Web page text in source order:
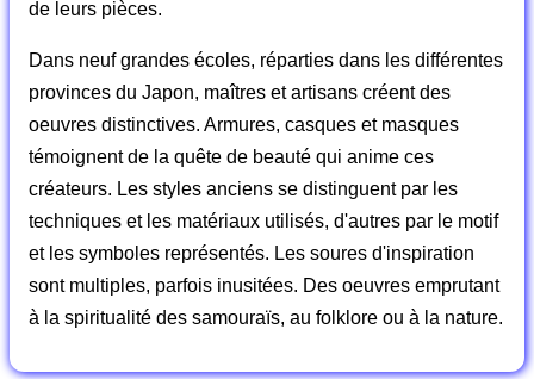
de leurs pièces.
Dans neuf grandes écoles, réparties dans les différentes
provinces du Japon, maîtres et artisans créent des
oeuvres distinctives. Armures, casques et masques
témoignent de la quête de beauté qui anime ces
créateurs. Les styles anciens se distinguent par les
techniques et les matériaux utilisés, d'autres par le motif
et les symboles représentés. Les soures d'inspiration
sont multiples, parfois inusitées. Des oeuvres emprutant
à la spiritualité des samouraïs, au folklore ou à la nature.